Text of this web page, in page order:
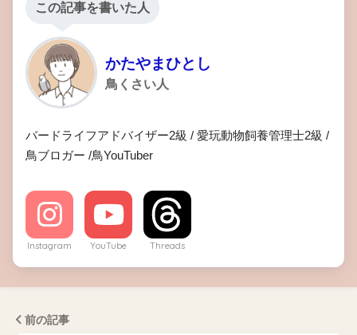
この記事を書いた人
かたやまひとし
鳥くさい人
バードライフアドバイザー2級 / 愛玩動物飼養管理士2級 /
鳥ブロガー /鳥YouTuber
Instagram YouTube Threads
前の記事